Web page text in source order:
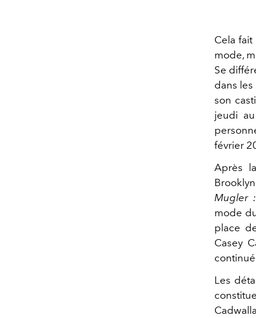
Cela
mode,
Se
dans
son
jeudi au
février
Après la
Mugler
mode
place
Casey
Les